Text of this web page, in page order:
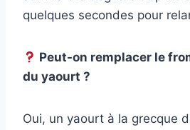
quelques secondes pour
Peut-on remplacer le
du yaourt ?
Oui, un yaourt à la grecque